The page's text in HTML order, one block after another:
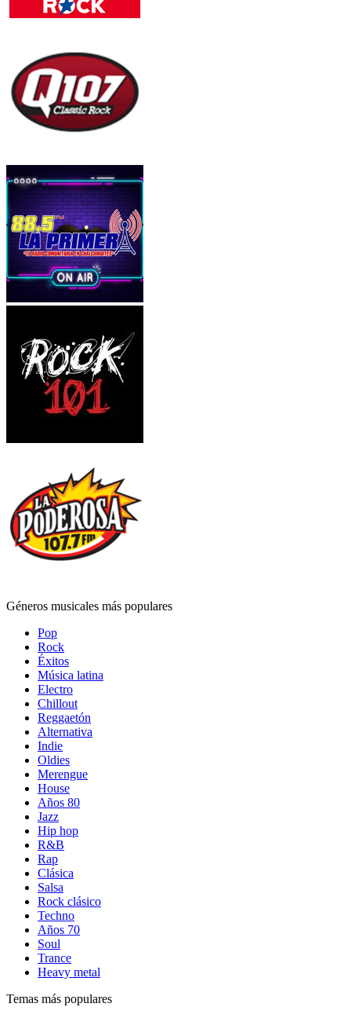
Géneros musicales más populares
Pop
Rock
Éxitos
Música latina
Electro
Chillout
Reggaetón
Alternativa
Indie
Oldies
Merengue
House
Años 80
Jazz
Hip hop
R&B
Rap
Clásica
Salsa
Rock clásico
Techno
Años 70
Soul
Trance
Heavy metal
Temas más populares